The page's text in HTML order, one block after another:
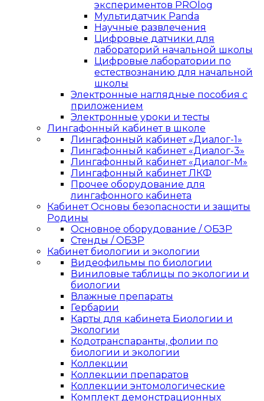
экспериментов PROlog
Мультидатчик Panda
Научные развлечения
Цифровые датчики для
лабораторий начальной школы
Цифровые лаборатории по
естествознанию для начальной
школы
Электронные наглядные пособия с
приложением
Электронные уроки и тесты
Лингафонный кабинет в школе
Лингафонный кабинет «Диалог-1»
Лингафонный кабинет «Диалог-3»
Лингафонный кабинет «Диалог-М»
Лингафонный кабинет ЛКФ
Прочее оборудование для
лингафонного кабинета
Кабинет Основы безопасности и защиты
Родины
Основное оборудование / ОБЗР
Стенды / ОБЗР
Кабинет биологии и экологии
Видеофильмы по биологии
Виниловые таблицы по экологии и
биологии
Влажные препараты
Гербарии
Карты для кабинета Биологии и
Экологии
Кодотранспаранты, фолии по
биологии и экологии
Коллекции
Коллекции препаратов
Коллекции энтомологические
Комплект демонстрационных